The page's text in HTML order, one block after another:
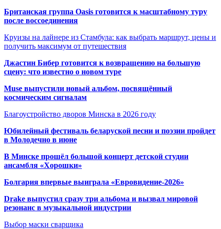
Британская группа Oasis готовится к масштабному туру
после воссоединения
Круизы на лайнере из Стамбула: как выбрать маршрут, цены и
получить максимум от путешествия
Джастин Бибер готовится к возвращению на большую
сцену: что известно о новом туре
Muse выпустили новый альбом, посвящённый
космическим сигналам
Благоустройство дворов Минска в 2026 году
Юбилейный фестиваль беларуской песни и поэзии пройдет
в Молодечно в июне
В Минске прошёл большой концерт детской студии
ансамбля «Хорошки»
Болгария впервые выиграла «Евровидение-2026»
Drake выпустил сразу три альбома и вызвал мировой
резонанс в музыкальной индустрии
Выбор маски сварщика